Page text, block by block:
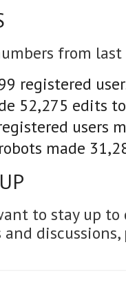
from last
registered
52,275 edits
users
made
to stay up